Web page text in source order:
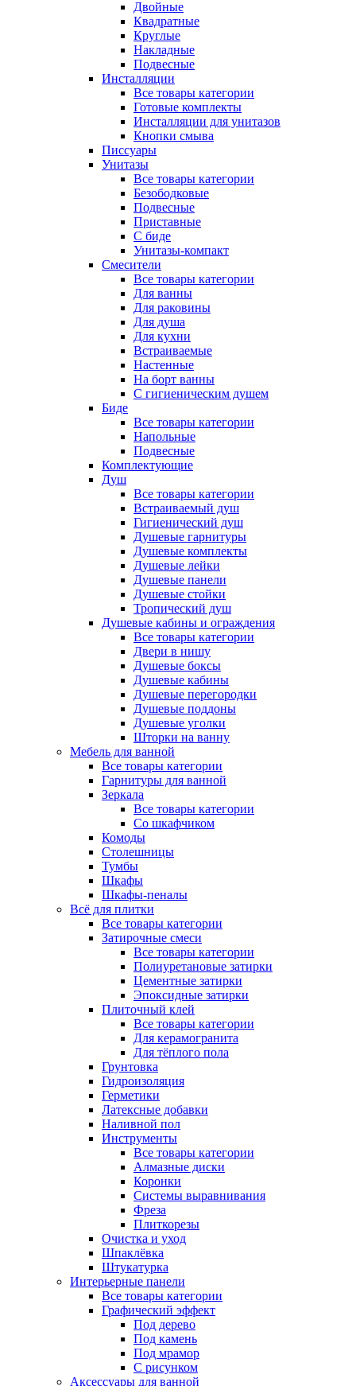
Двойные
Квадратные
Круглые
Накладные
Подвесные
Инсталляции
Все товары категории
Готовые комплекты
Инсталляции для унитазов
Кнопки смыва
Писсуары
Унитазы
Все товары категории
Безободковые
Подвесные
Приставные
С биде
Унитазы-компакт
Смесители
Все товары категории
Для ванны
Для раковины
Для душа
Для кухни
Встраиваемые
Настенные
На борт ванны
С гигиеническим душем
Биде
Все товары категории
Напольные
Подвесные
Комплектующие
Душ
Все товары категории
Встраиваемый душ
Гигиенический душ
Душевые гарнитуры
Душевые комплекты
Душевые лейки
Душевые панели
Душевые стойки
Тропический душ
Душевые кабины и ограждения
Все товары категории
Двери в нишу
Душевые боксы
Душевые кабины
Душевые перегородки
Душевые поддоны
Душевые уголки
Шторки на ванну
Мебель для ванной
Все товары категории
Гарнитуры для ванной
Зеркала
Все товары категории
Со шкафчиком
Комоды
Столешницы
Тумбы
Шкафы
Шкафы-пеналы
Всё для плитки
Все товары категории
Затирочные смеси
Все товары категории
Полиуретановые затирки
Цементные затирки
Эпоксидные затирки
Плиточный клей
Все товары категории
Для керамогранита
Для тёплого пола
Грунтовка
Гидроизоляция
Герметики
Латексные добавки
Наливной пол
Инструменты
Все товары категории
Алмазные диски
Коронки
Системы выравнивания
Фреза
Плиткорезы
Очистка и уход
Шпаклёвка
Штукатурка
Интерьерные панели
Все товары категории
Графический эффект
Под дерево
Под камень
Под мрамор
С рисунком
Аксессуары для ванной